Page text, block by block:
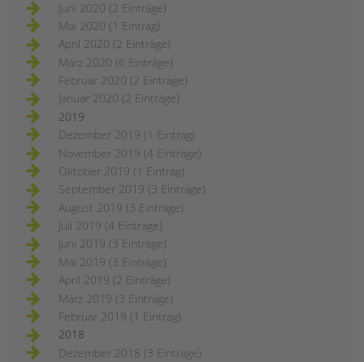
Juni 2020 (2 Einträge)
Mai 2020 (1 Eintrag)
April 2020 (2 Einträge)
März 2020 (6 Einträge)
Februar 2020 (2 Einträge)
Januar 2020 (2 Einträge)
2019
Dezember 2019 (1 Eintrag)
November 2019 (4 Einträge)
Oktober 2019 (1 Eintrag)
September 2019 (3 Einträge)
August 2019 (3 Einträge)
Juli 2019 (4 Einträge)
Juni 2019 (3 Einträge)
Mai 2019 (3 Einträge)
April 2019 (2 Einträge)
März 2019 (3 Einträge)
Februar 2019 (1 Eintrag)
2018
Dezember 2018 (3 Einträge)